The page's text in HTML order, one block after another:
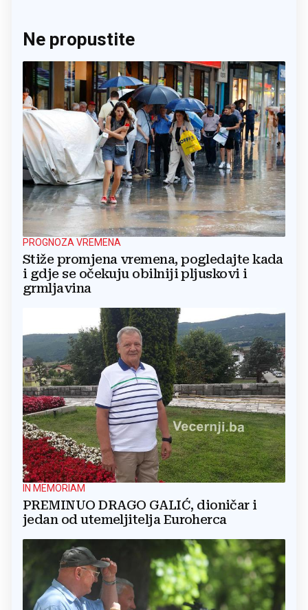
Ne propustite
PROGNOZA VREMENA
Stiže promjena vremena, pogledajte kada
i gdje se očekuju obilniji pljuskovi i
grmljavina
IN MEMORIAM
PREMINUO DRAGO GALIĆ, dioničar i
jedan od utemeljitelja Euroherca